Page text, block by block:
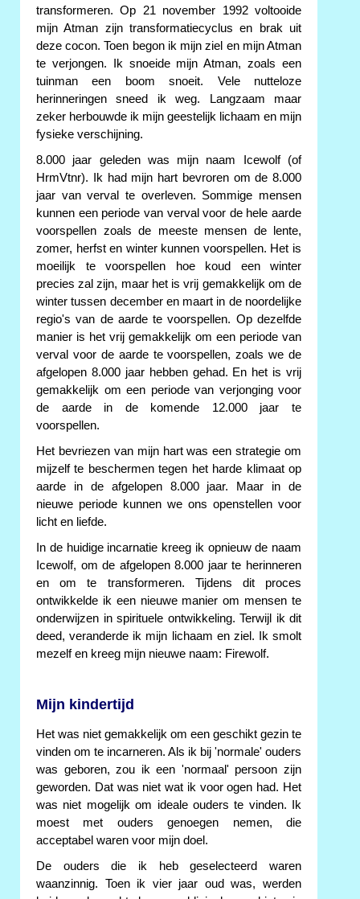
transformeren. Op 21 november 1992 voltooide
mijn Atman zijn transformatiecyclus en brak uit
deze cocon. Toen begon ik mijn ziel en mijn Atman
te verjongen. Ik snoeide mijn Atman, zoals een
tuinman een boom snoeit. Vele nutteloze
herinneringen sneed ik weg. Langzaam maar
zeker herbouwde ik mijn geestelijk lichaam en mijn
fysieke verschijning.
8.000 jaar geleden was mijn naam Icewolf (of
HrmVtnr). Ik had mijn hart bevroren om de 8.000
jaar van verval te overleven. Sommige mensen
kunnen een periode van verval voor de hele aarde
voorspellen zoals de meeste mensen de lente,
zomer, herfst en winter kunnen voorspellen. Het is
moeilijk te voorspellen hoe koud een winter
precies zal zijn, maar het is vrij gemakkelijk om de
winter tussen december en maart in de noordelijke
regio's van de aarde te voorspellen. Op dezelfde
manier is het vrij gemakkelijk om een periode van
verval voor de aarde te voorspellen, zoals we de
afgelopen 8.000 jaar hebben gehad. En het is vrij
gemakkelijk om een periode van verjonging voor
de aarde in de komende 12.000 jaar te
voorspellen.
Het bevriezen van mijn hart was een strategie om
mijzelf te beschermen tegen het harde klimaat op
aarde in de afgelopen 8.000 jaar. Maar in de
nieuwe periode kunnen we ons openstellen voor
licht en liefde.
In de huidige incarnatie kreeg ik opnieuw de naam
Icewolf, om de afgelopen 8.000 jaar te herinneren
en om te transformeren. Tijdens dit proces
ontwikkelde ik een nieuwe manier om mensen te
onderwijzen in spirituele ontwikkeling. Terwijl ik dit
deed, veranderde ik mijn lichaam en ziel. Ik smolt
mezelf en kreeg mijn nieuwe naam: Firewolf.
Mijn kindertijd
Het was niet gemakkelijk om een geschikt gezin te
vinden om te incarneren. Als ik bij 'normale' ouders
was geboren, zou ik een 'normaal' persoon zijn
geworden. Dat was niet wat ik voor ogen had. Het
was niet mogelijk om ideale ouders te vinden. Ik
moest met ouders genoegen nemen, die
acceptabel waren voor mijn doel.
De ouders die ik heb geselecteerd waren
waanzinnig. Toen ik vier jaar oud was, werden